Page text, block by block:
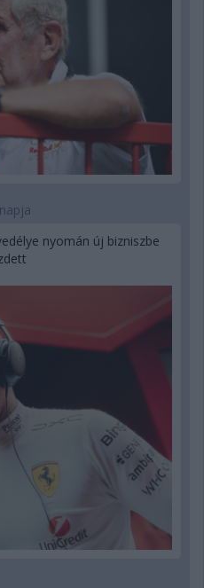
nyomán új bizniszbe